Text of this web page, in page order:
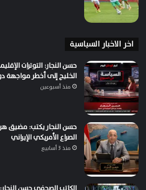
اخر الاخبار السياسية
حسن النجار: التوترات
الخليج إلى أخطر مواجهة
منذ أسبوعين
حسن النجار يكتب: مضيق
الصراع الأمريكي الإيراني
منذ 3 أسابيع